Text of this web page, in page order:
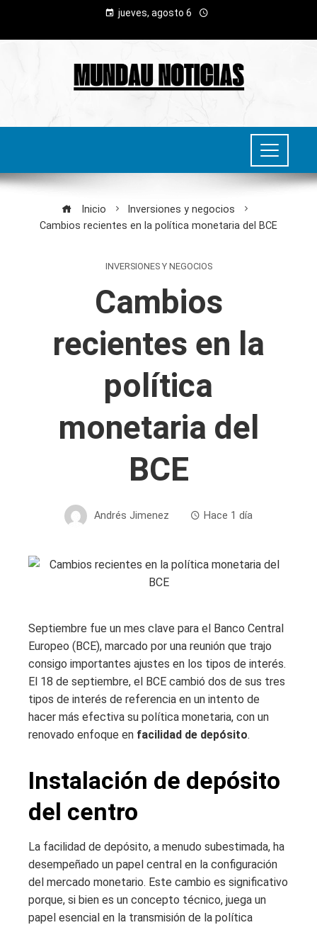
jueves, agosto 6
Inicio
Inversiones y negocios
Cambios recientes en la política monetaria del BCE
INVERSIONES Y NEGOCIOS
Cambios
recientes en la
política
monetaria del
BCE
Andrés Jimenez Hace 1 día
Septiembre fue un mes clave para el Banco Central
Europeo (BCE), marcado por una reunión que trajo
consigo importantes ajustes en los tipos de interés.
El 18 de septiembre, el BCE cambió dos de sus tres
tipos de interés de referencia en un intento de
hacer más efectiva su política monetaria, con un
renovado enfoque en facilidad de depósito.
Instalación de depósito
del centro
La facilidad de depósito, a menudo subestimada, ha
desempeñado un papel central en la configuración
del mercado monetario. Este cambio es significativo
porque, si bien es un concepto técnico, juega un
papel esencial en la transmisión de la política